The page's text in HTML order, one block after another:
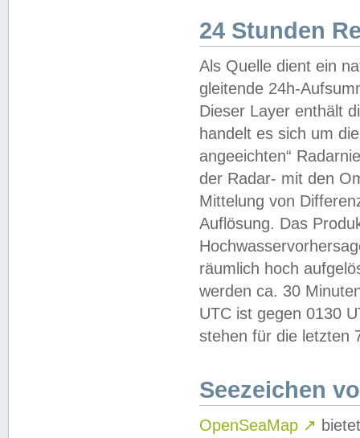
24 Stunden
Als Quelle dient ein
gleitende 24h-
Dieser Layer enthält
handelt es sich um
angeeichten“
der Radar- mit den
Mittelung von
Auflösung. Das
räumlich hoch
werden ca. 30
UTC ist gegen 0130
stehen für die letzten
Seezeichen
OpenSeaMap ↗